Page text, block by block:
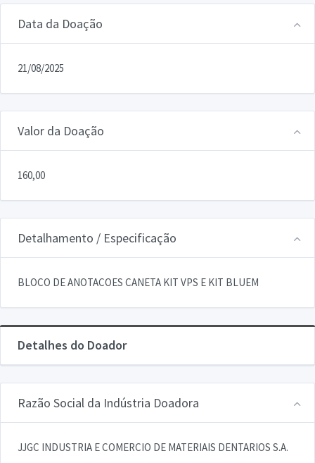
Data da Doação
21/08/2025
Valor da Doação
160,00
Detalhamento / Especificação
BLOCO DE ANOTACOES CANETA KIT VPS E KIT BLUEM
Detalhes do Doador
Razão Social da Indústria Doadora
JJGC INDUSTRIA E COMERCIO DE MATERIAIS DENTARIOS S.A.